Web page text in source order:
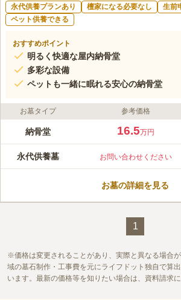
永代供養プランあり 檀家になる必要なし
生前
ペット供養できる
おすすめポイント
明るく快適な屋内納骨堂
多彩な設備
ペットも一緒に眠れる安心の納骨堂
お墓タイプ 参考価格
納骨堂 16.5万円
永代供養墓 お問い合わせください
お墓の詳細を見る
1
価格は変更されることがあり、実際と異なる場合
域の墓石制作・工事費を元にライフドット独自で算
います。最新の価格等を知りたい場合は、資料請求に